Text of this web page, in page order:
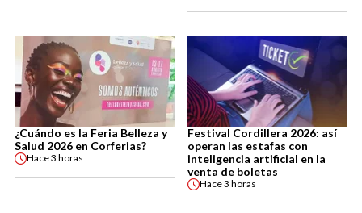
¿Cuándo es la Feria Belleza y
Salud 2026 en Corferias?
Hace3 horas
Festival Cordillera 2026: así
operan las estafas con
inteligencia artificial en la
venta de boletas
Hace3 horas